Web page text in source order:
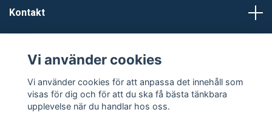
Kontakt
Sociala medier
Vi använder cookies
Vi använder cookies för att anpassa det innehåll som
visas för dig och för att du ska få bästa tänkbara
upplevelse när du handlar hos oss.